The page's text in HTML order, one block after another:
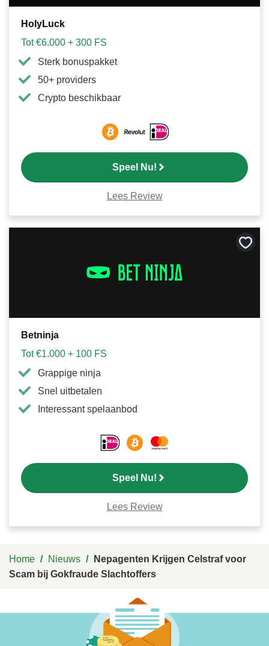
HolyLuck
Tot €6.000 + 300 FS
Sterk bonuspakket
50+ providers
Crypto beschikbaar
Speel Nu!
Lees Review
Betninja
Tot €1.000 + 100 FS
Grappige ninja
Snel uitbetalen
Interessant spelaanbod
Speel Nu!
Lees Review
Home / Nieuws /
Nepagenten Krijgen Celstraf voor
Scam bij Gokfraude Slachtoffers